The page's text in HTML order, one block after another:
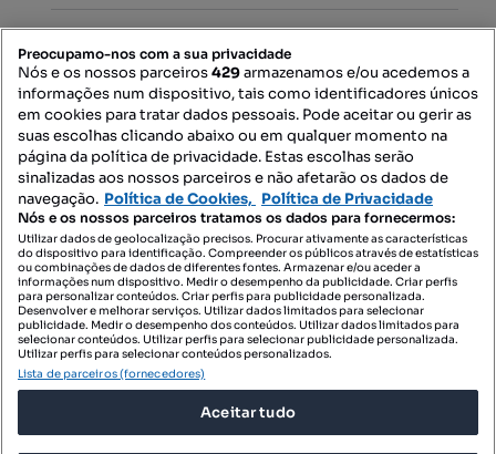
Mapa do Site
Contacte-nos
SIGA-NOS:
DESCARREGAR NA:
Preocupamo-nos com a sua privacidade
Nós e os nossos parceiros429armazenamos e/ou acedemos a
informações num dispositivo, tais como identificadores únicos
em cookies para tratar dados pessoais. Pode aceitar ou gerir as
suas escolhas clicando abaixo ou em qualquer momento na
página da política de privacidade. Estas escolhas serão
sinalizadas aos nossos parceiros e não afetarão os dados de
navegação. Política de Cookies, Política de Privacidade
Nós e os nossos parceiros tratamos os dados para fornecermos:
Utilizar dados de geolocalização precisos. Procurar ativamente as características
do dispositivo para identificação. Compreender os públicos através de estatísticas
ou combinações de dados de diferentes fontes. Armazenar e/ou aceder a
informações num dispositivo. Medir o desempenho da publicidade. Criar perfis
para personalizar conteúdos. Criar perfis para publicidade personalizada.
Desenvolver e melhorar serviços. Utilizar dados limitados para selecionar
publicidade. Medir o desempenho dos conteúdos. Utilizar dados limitados para
selecionar conteúdos. Utilizar perfis para selecionar publicidade personalizada.
Utilizar perfis para selecionar conteúdos personalizados.
Lista de parceiros (fornecedores)
Aceitar tudo